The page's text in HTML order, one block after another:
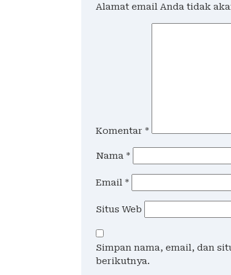
Alamat email Anda tidak
Komentar *
Nama *
Email *
Situs Web
Simpan nama, email, dan
berikutnya.